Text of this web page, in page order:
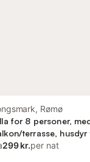
Rømø
for 8 personer,
terrasse,
299 kr.per nat